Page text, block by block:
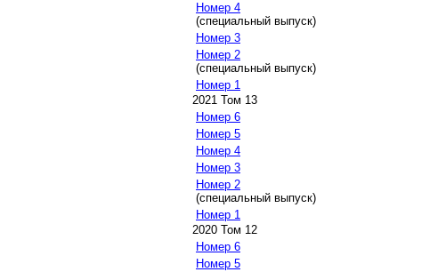
Номер 4
(специальный выпуск)
Номер 3
Номер 2
(специальный выпуск)
Номер 1
2021 Том 13
Номер 6
Номер 5
Номер 4
Номер 3
Номер 2
(специальный выпуск)
Номер 1
2020 Том 12
Номер 6
Номер 5